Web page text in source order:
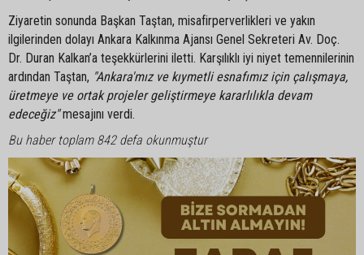
Ziyaretin sonunda Başkan Taştan, misafirperverlikleri ve yakın
ilgilerinden dolayı Ankara Kalkınma Ajansı Genel Sekreteri Av. Doç.
Dr. Duran Kalkan’a teşekkürlerini iletti. Karşılıklı iyi niyet temennilerinin
ardından Taştan, "Ankara'mız ve kıymetli esnafımız için çalışmaya,
üretmeye ve ortak projeler geliştirmeye kararlılıkla devam
edeceğiz"mesajını verdi.
Bu haber toplam 842 defa okunmuştur